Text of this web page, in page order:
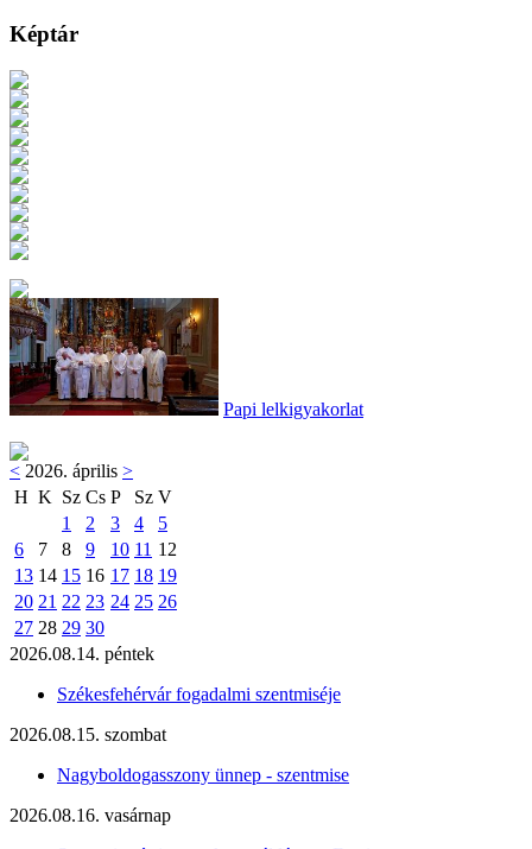
Képtár
Papi lelkigyakorlat
< 2026. április >
H K Sz Cs P Sz V
1
2 3 4
5
6
7 8 9 10 11 12
13 14 15 16 17 18 19
20 21 22 23 24 25 26
27 28 29 30
2026.08.14. péntek
Székesfehérvár fogadalmi szentmiséje
2026.08.15. szombat
Nagyboldogasszony ünnep - szentmise
2026.08.16. vasárnap